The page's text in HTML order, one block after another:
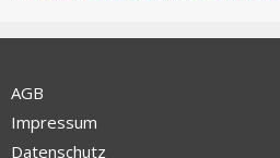
AGB
Impressum
Datenschutz